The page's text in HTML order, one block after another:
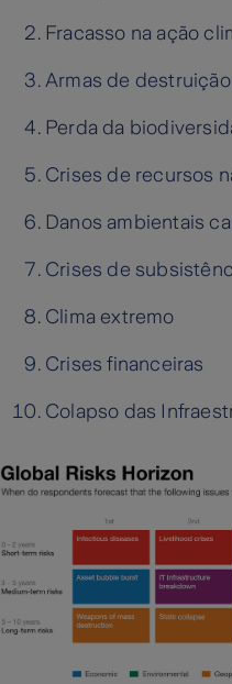
Fracasso na ação
Armas de
Perda da
Crises de recursos
Danos ambientais
Crises de
Clima extremo
Crises financeiras
Colapso das